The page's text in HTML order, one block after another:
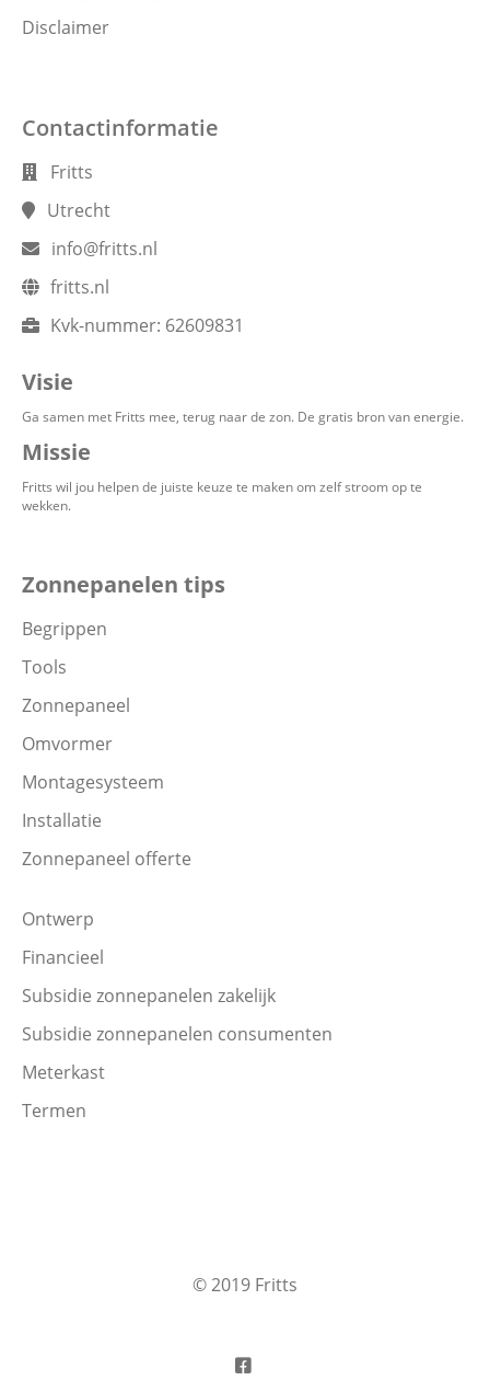
Disclaimer
Contactinformatie
Fritts
Utrecht
info@fritts.nl
fritts.nl
Kvk-nummer: 62609831
Visie
Ga samen met Fritts mee, terug naar de zon. De gratis bron van energie.
Missie
Fritts wil jou helpen de juiste keuze te maken om zelf stroom op te
wekken.
Zonnepanelen tips
Begrippen
Tools
Zonnepaneel
Omvormer
Montagesysteem
Installatie
Zonnepaneel offerte
Ontwerp
Financieel
Subsidie zonnepanelen zakelijk
Subsidie zonnepanelen consumenten
Meterkast
Termen
© 2019 Fritts